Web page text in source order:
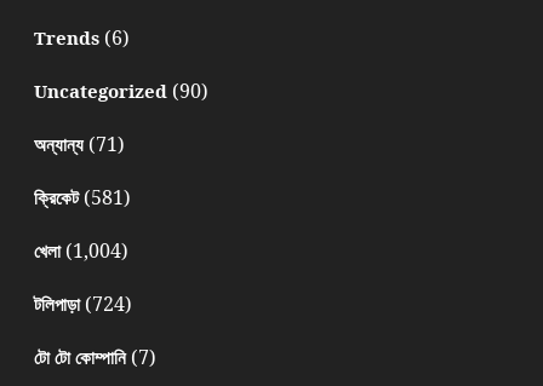
Trends(6)
Uncategorized(90)
অন্যান্য(71)
ক্রিকেট(581)
খেলা(1,004)
টলিপাড়া(724)
টো টো কোম্পানি(7)